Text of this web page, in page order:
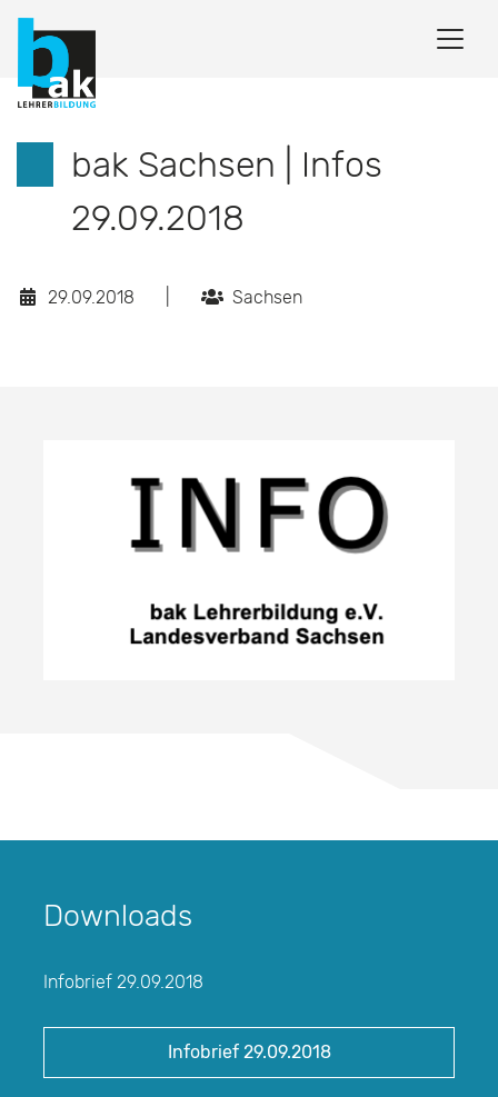
bak Sachsen | Infos
29.09.2018
29.09.2018 Sachsen
Downloads
Infobrief 29.09.2018
Infobrief 29.09.2018